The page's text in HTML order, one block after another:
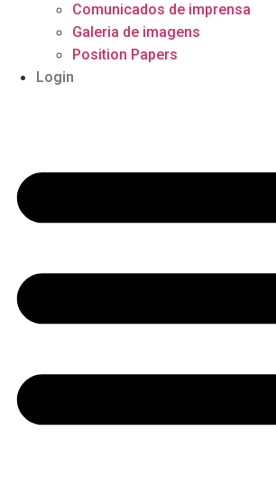
Comunicados de imprensa
Galeria de imagens
Position Papers
Login